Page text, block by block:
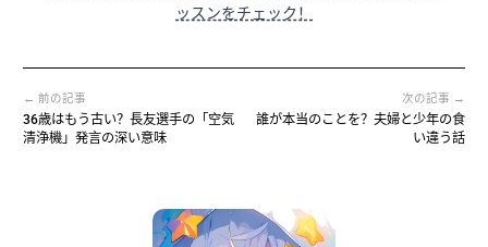
ッスンをチェック！
← 前の記事
36歳はもう古い？長友選手の「空気
清浄機」発言の深い意味
次の記事 →
誰が本当のことを？夫婦と少年の食
い違う話